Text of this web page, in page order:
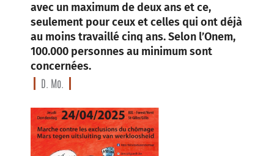
avec un maximum de deux ans et ce,
seulement pour ceux et celles qui ont déjà
au moins travaillé cinq ans. Selon l’Onem,
100.000 personnes au minimum sont
concernées.
D. Mo.